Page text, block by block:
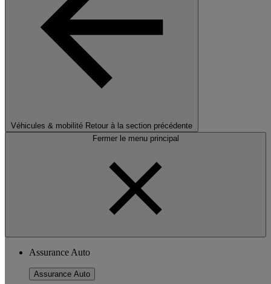
Véhicules & mobilité Retour à la section précédente
Fermer le menu principal
Assurance Auto
Assurance Auto